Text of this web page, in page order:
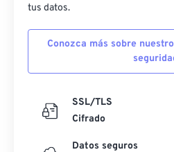
tus datos.
Conozca más sobre
SSL/TLS
Cifrado
Datos seguros